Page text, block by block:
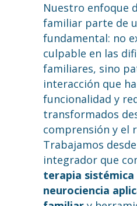
Nuestro enfoque
familiar parte de
fundamental: no
culpable en las
familiares, sino
interacción que
funcionalidad y
transformados
comprensión y el
Trabajamos
integrador que
terapia sistémica
neurociencia